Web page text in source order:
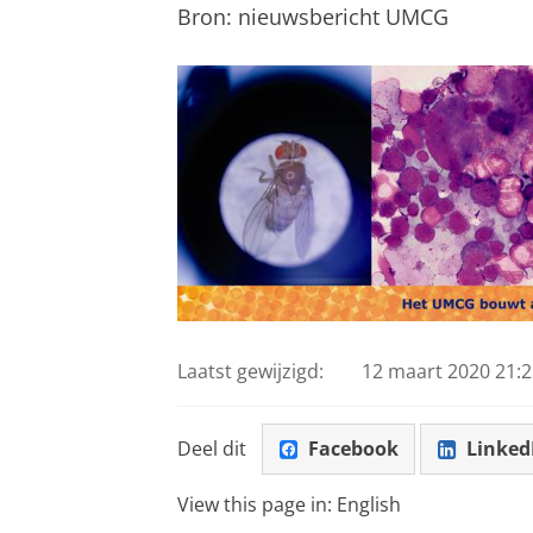
Bron: nieuwsbericht UMCG
Laatst gewijzigd: 12 maart 2020
Deel dit Facebook
View this page in: English